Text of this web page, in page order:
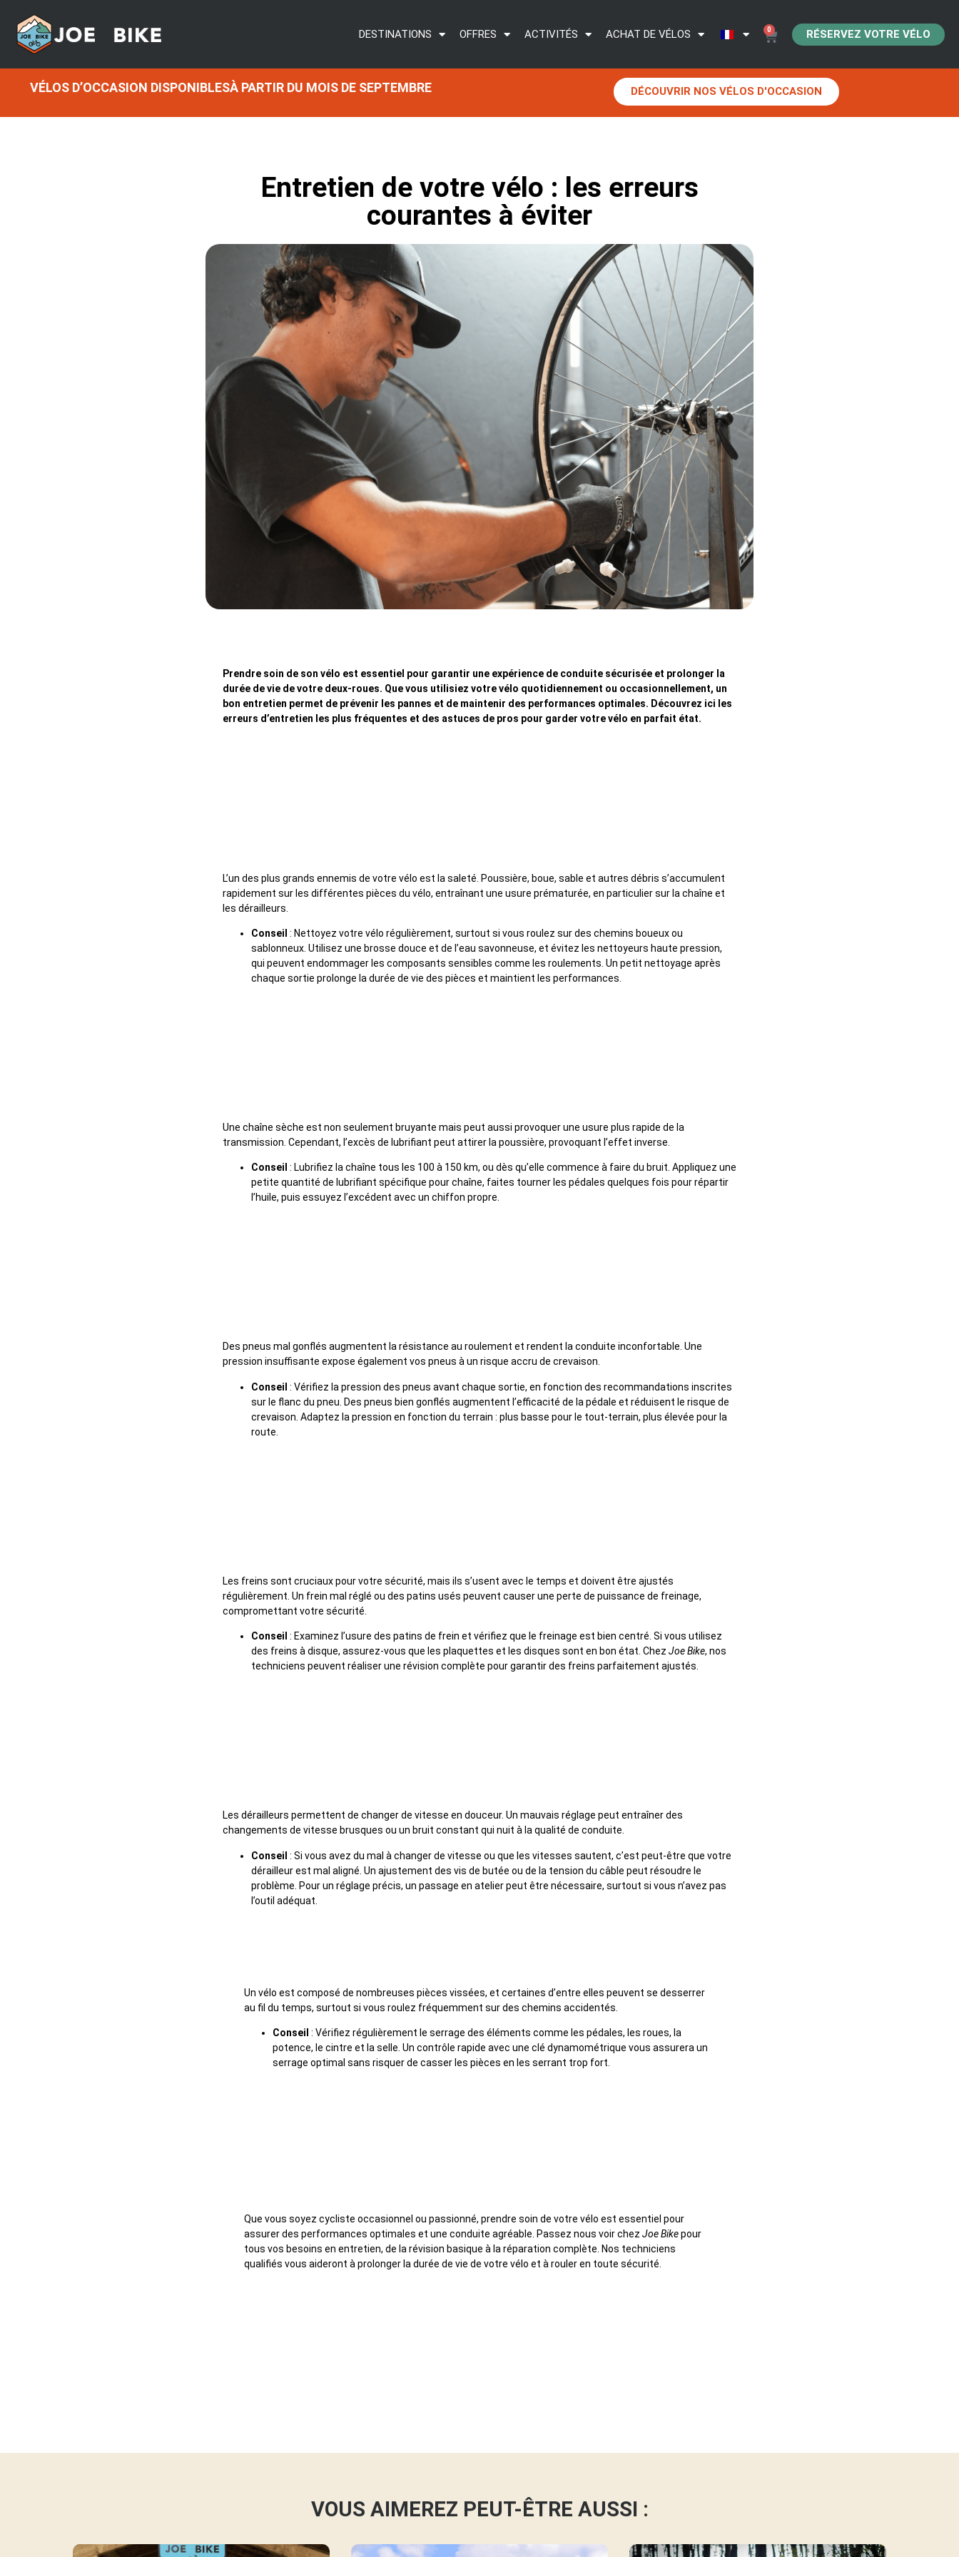
DESTINATIONS OFFRES ACTIVITÉS ACHAT DE VÉLOS 0 RÉSERVEZ VOTRE VÉLO
VÉLOS D’OCCASION DISPONIBLESÀ PARTIR DU MOIS DE SEPTEMBRE DÉCOUVRIR NOS VÉLOS D'OCCASION
Entretien de votre vélo : les erreurs
courantes à éviter
Prendre soin de son vélo est essentiel pour garantir une expérience de conduite sécurisée et prolonger la
durée de vie de votre deux-roues. Que vous utilisiez votre vélo quotidiennement ou occasionnellement, un
bon entretien permet de prévenir les pannes et de maintenir des performances optimales. Découvrez ici les
erreurs d’entretien les plus fréquentes et des astuces de pros pour garder votre vélo en parfait état.
L’un des plus grands ennemis de votre vélo est la saleté. Poussière, boue, sable et autres débris s’accumulent
rapidement sur les différentes pièces du vélo, entraînant une usure prématurée, en particulier sur la chaîne et
les dérailleurs.
Conseil : Nettoyez votre vélo régulièrement, surtout si vous roulez sur des chemins boueux ou
sablonneux. Utilisez une brosse douce et de l’eau savonneuse, et évitez les nettoyeurs haute pression,
qui peuvent endommager les composants sensibles comme les roulements. Un petit nettoyage après
chaque sortie prolonge la durée de vie des pièces et maintient les performances.
Une chaîne sèche est non seulement bruyante mais peut aussi provoquer une usure plus rapide de la
transmission. Cependant, l’excès de lubrifiant peut attirer la poussière, provoquant l’effet inverse.
Conseil : Lubrifiez la chaîne tous les 100 à 150 km, ou dès qu’elle commence à faire du bruit. Appliquez une
petite quantité de lubrifiant spécifique pour chaîne, faites tourner les pédales quelques fois pour répartir
l’huile, puis essuyez l’excédent avec un chiffon propre.
Des pneus mal gonflés augmentent la résistance au roulement et rendent la conduite inconfortable. Une
pression insuffisante expose également vos pneus à un risque accru de crevaison.
Conseil : Vérifiez la pression des pneus avant chaque sortie, en fonction des recommandations inscrites
sur le flanc du pneu. Des pneus bien gonflés augmentent l’efficacité de la pédale et réduisent le risque de
crevaison. Adaptez la pression en fonction du terrain : plus basse pour le tout-terrain, plus élevée pour la
route.
Les freins sont cruciaux pour votre sécurité, mais ils s’usent avec le temps et doivent être ajustés
régulièrement. Un frein mal réglé ou des patins usés peuvent causer une perte de puissance de freinage,
compromettant votre sécurité.
Conseil : Examinez l’usure des patins de frein et vérifiez que le freinage est bien centré. Si vous utilisez
des freins à disque, assurez-vous que les plaquettes et les disques sont en bon état. Chez Joe Bike, nos
techniciens peuvent réaliser une révision complète pour garantir des freins parfaitement ajustés.
Les dérailleurs permettent de changer de vitesse en douceur. Un mauvais réglage peut entraîner des
changements de vitesse brusques ou un bruit constant qui nuit à la qualité de conduite.
Conseil : Si vous avez du mal à changer de vitesse ou que les vitesses sautent, c’est peut-être que votre
dérailleur est mal aligné. Un ajustement des vis de butée ou de la tension du câble peut résoudre le
problème. Pour un réglage précis, un passage en atelier peut être nécessaire, surtout si vous n’avez pas
l’outil adéquat.
Un vélo est composé de nombreuses pièces vissées, et certaines d’entre elles peuvent se desserrer
au fil du temps, surtout si vous roulez fréquemment sur des chemins accidentés.
Conseil : Vérifiez régulièrement le serrage des éléments comme les pédales, les roues, la
potence, le cintre et la selle. Un contrôle rapide avec une clé dynamométrique vous assurera un
serrage optimal sans risquer de casser les pièces en les serrant trop fort.
Que vous soyez cycliste occasionnel ou passionné, prendre soin de votre vélo est essentiel pour
assurer des performances optimales et une conduite agréable. Passez nous voir chez Joe Bikepour
tous vos besoins en entretien, de la révision basique à la réparation complète. Nos techniciens
qualifiés vous aideront à prolonger la durée de vie de votre vélo et à rouler en toute sécurité.
VOUS AIMEREZ PEUT-ÊTRE AUSSI :